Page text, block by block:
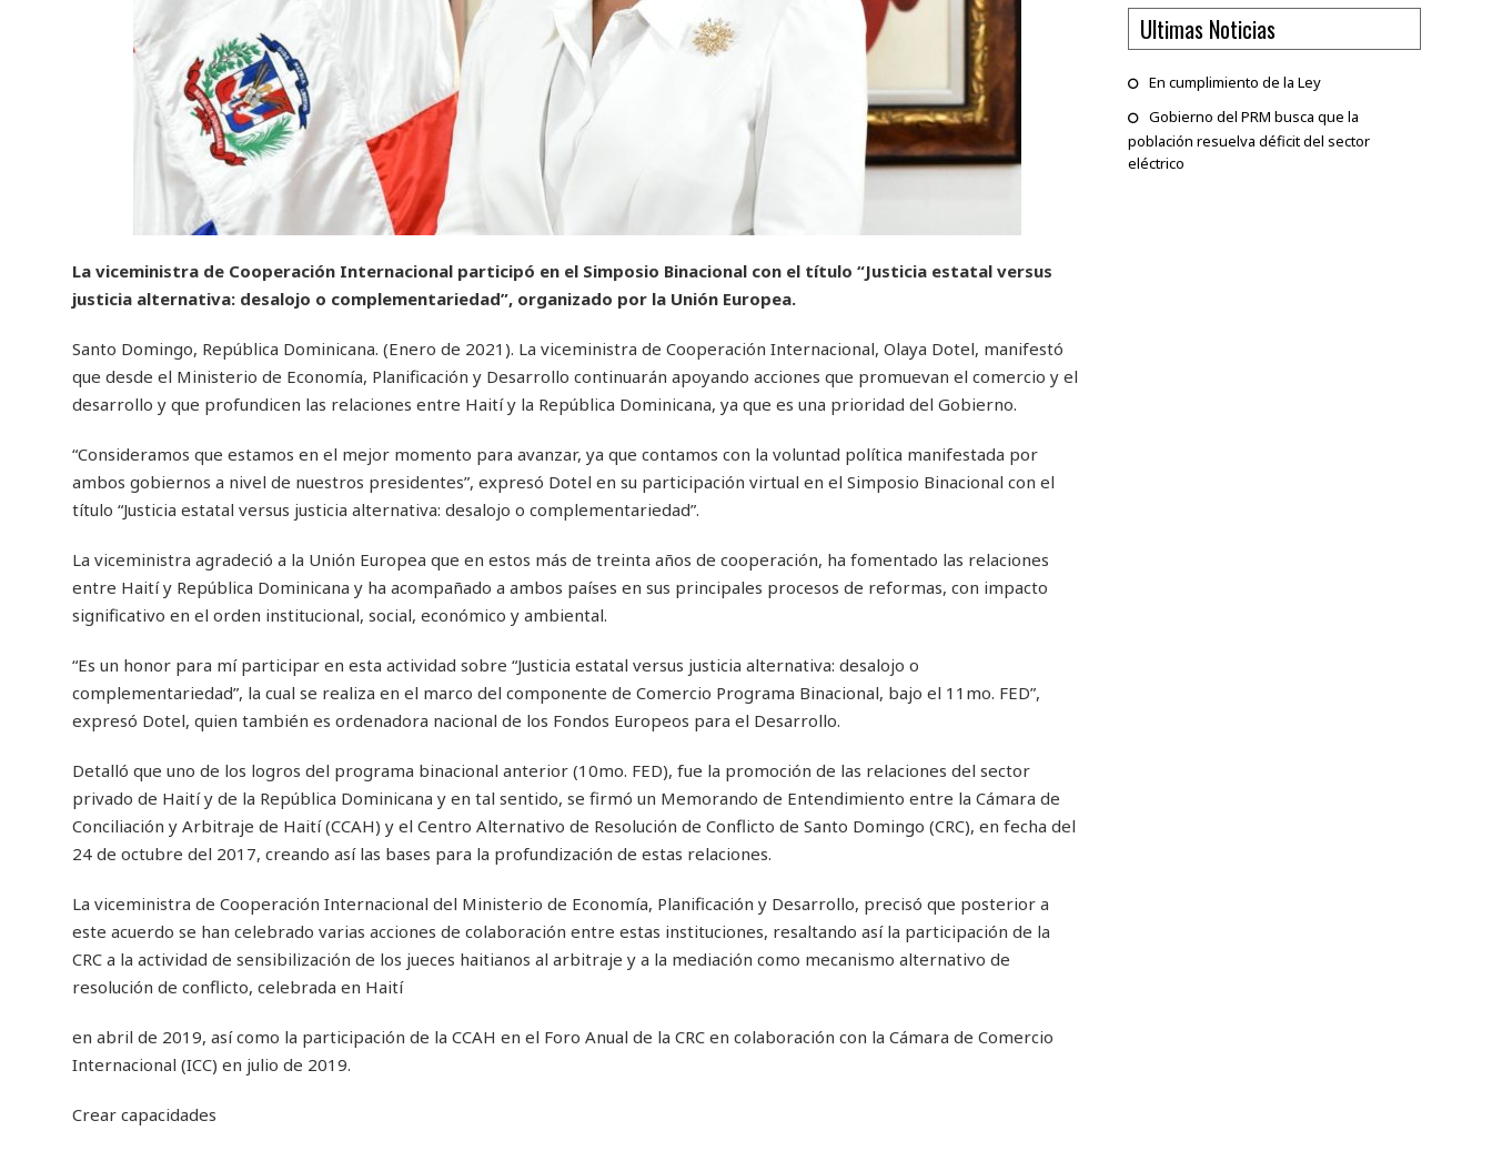
La viceministra de Cooperación Internacional participó en el Simposio Binacional con el título “Justicia estatal versus
justicia alternativa: desalojo o complementariedad”, organizado por la Unión Europea.
Santo Domingo, República Dominicana. (Enero de 2021). La viceministra de Cooperación Internacional, Olaya Dotel, manifestó
que desde el Ministerio de Economía, Planificación y Desarrollo continuarán apoyando acciones que promuevan el comercio y el
desarrollo y que profundicen las relaciones entre Haití y la República Dominicana, ya que es una prioridad del Gobierno.
“Consideramos que estamos en el mejor momento para avanzar, ya que contamos con la voluntad política manifestada por
ambos gobiernos a nivel de nuestros presidentes”, expresó Dotel en su participación virtual en el Simposio Binacional con el
título “Justicia estatal versus justicia alternativa: desalojo o complementariedad”.
La viceministra agradeció a la Unión Europea que en estos más de treinta años de cooperación, ha fomentado las relaciones
entre Haití y República Dominicana y ha acompañado a ambos países en sus principales procesos de reformas, con impacto
significativo en el orden institucional, social, económico y ambiental.
“Es un honor para mí participar en esta actividad sobre “Justicia estatal versus justicia alternativa: desalojo o
complementariedad”, la cual se realiza en el marco del componente de Comercio Programa Binacional, bajo el 11mo. FED”,
expresó Dotel, quien también es ordenadora nacional de los Fondos Europeos para el Desarrollo.
Detalló que uno de los logros del programa binacional anterior (10mo. FED), fue la promoción de las relaciones del sector
privado de Haití y de la República Dominicana y en tal sentido, se firmó un Memorando de Entendimiento entre la Cámara de
Conciliación y Arbitraje de Haití (CCAH) y el Centro Alternativo de Resolución de Conflicto de Santo Domingo (CRC), en fecha del
24 de octubre del 2017, creando así las bases para la profundización de estas relaciones.
La viceministra de Cooperación Internacional del Ministerio de Economía, Planificación y Desarrollo, precisó que posterior a
este acuerdo se han celebrado varias acciones de colaboración entre estas instituciones, resaltando así la participación de la
CRC a la actividad de sensibilización de los jueces haitianos al arbitraje y a la mediación como mecanismo alternativo de
resolución de conflicto, celebrada en Haití
en abril de 2019, así como la participación de la CCAH en el Foro Anual de la CRC en colaboración con la Cámara de Comercio
Internacional (ICC) en julio de 2019.
Crear capacidades
Ultimas Noticias
En cumplimiento de la Ley
Gobierno del PRM busca que la
población resuelva déficit del sector
eléctrico